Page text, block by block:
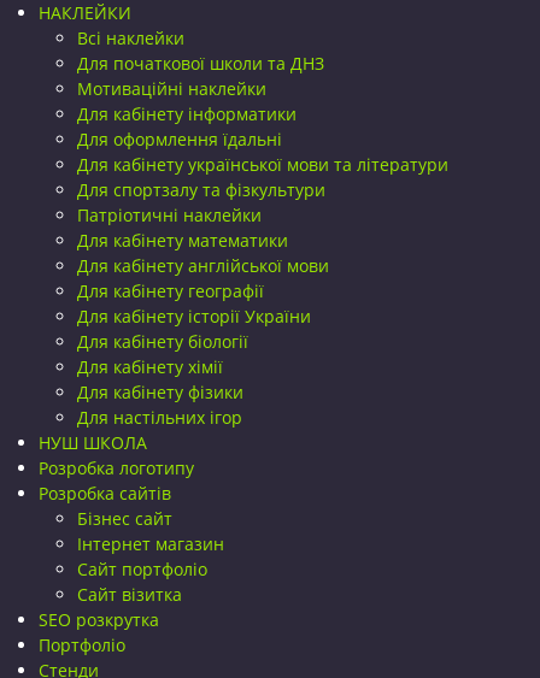
НАКЛЕЙКИ
Всі наклейки
Для початкової школи та ДНЗ
Мотиваційні наклейки
Для кабінету інформатики
Для оформлення їдальні
Для кабінету української мови та літератури
Для спортзалу та фізкультури
Патріотичні наклейки
Для кабінету математики
Для кабінету англійської мови
Для кабінету географії
Для кабінету історії України
Для кабінету біології
Для кабінету хімії
Для кабінету фізики
Для настільних ігор
НУШ ШКОЛА
Розробка логотипу
Розробка сайтів
Бізнес сайт
Інтернет магазин
Сайт портфоліо
Сайт візитка
SEO розкрутка
Портфоліо
Стенди